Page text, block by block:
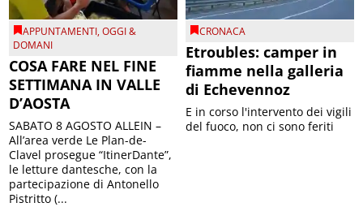
APPUNTAMENTI,OGGI &
DOMANI
COSA FARE NEL FINE
SETTIMANA IN VALLE
D’AOSTA
SABATO 8 AGOSTO ALLEIN –
All’area verde Le Plan-de-
Clavel prosegue “ItinerDante”,
le letture dantesche, con la
partecipazione di Antonello
Pistritto (...
CRONACA
Etroubles: camper in
fiamme nella galleria
di Echevennoz
E in corso l'intervento dei vigili
del fuoco, non ci sono feriti